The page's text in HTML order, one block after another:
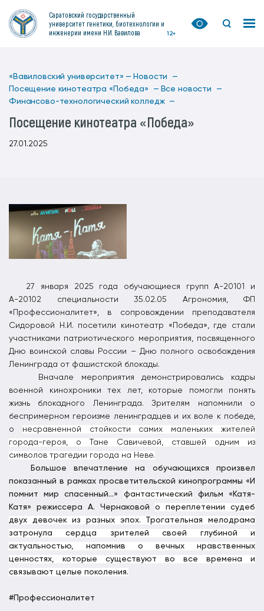
Саратовский государственный
университет генетики, биотехнологии и
инженерии имени Н.И. Вавилова
12+
«Вавиловский университет» — Новости —
Посещение кинотеатра «Победа» — Все новости —
Финансово-технологический колледж —
Посещение кинотеатра «Победа»
27.01.2025
27 января 2025 года обучающиеся групп А-20101 и
А-20102 специальности 35.02.05 Агрономия, ФП
«Профессионалитет», в сопровождении преподавателя
Сидоровой Н.И. посетили кинотеатр «Победа», где стали
участниками патриотического мероприятия, посвященного
Дню воинской славы России – Дню полного освобождения
Ленинграда от фашистской блокады.
Вначале мероприятия демонстрировались кадры
военной кинохроники тех лет, которые помогли понять
жизнь блокадного Ленинграда. Зрителям напомнили о
беспримерном героизме ленинградцев и их воле к победе,
о несравненной стойкости самих маленьких жителей
города-героя, о Тане Савичевой, ставшей одним из
символов трагедии города на Неве.
Большое впечатление на обучающихся произвел
показанный в рамках просветительской кинопрограммы «И
помнит мир спасенный…» фантастический фильм «Катя-
Катя» режиссера А. Чернаковой о переплетении судеб
двух девочек из разных эпох. Трогательная мелодрама
затронула сердца зрителей своей глубиной и
актуальностью, напомнив о вечных нравственных
ценностях, которые существуют во все времена и
связывают целые поколения.
#Профессионалитет